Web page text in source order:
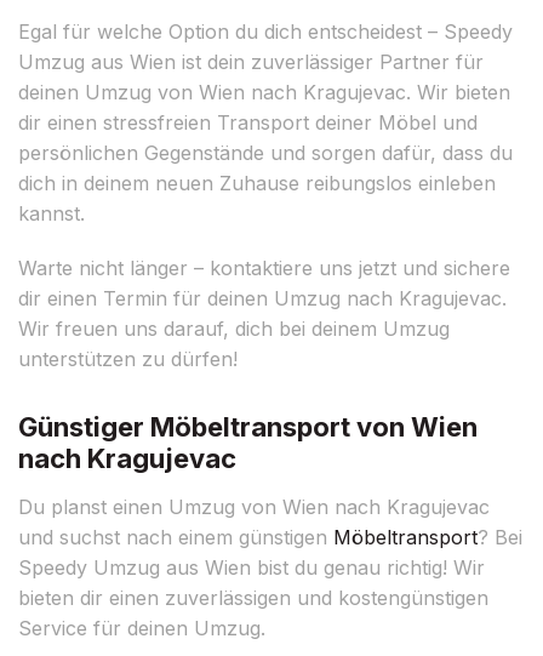
Egal für welche Option du dich entscheidest – Speedy
Umzug aus Wien ist dein zuverlässiger Partner für
deinen Umzug von Wien nach Kragujevac. Wir bieten
dir einen stressfreien Transport deiner Möbel und
persönlichen Gegenstände und sorgen dafür, dass du
dich in deinem neuen Zuhause reibungslos einleben
kannst.
Warte nicht länger – kontaktiere uns jetzt und sichere
dir einen Termin für deinen Umzug nach Kragujevac.
Wir freuen uns darauf, dich bei deinem Umzug
unterstützen zu dürfen!
Günstiger Möbeltransport von Wien
nach Kragujevac
Du planst einen Umzug von Wien nach Kragujevac
und suchst nach einem günstigen Möbeltransport? Bei
Speedy Umzug aus Wien bist du genau richtig! Wir
bieten dir einen zuverlässigen und kostengünstigen
Service für deinen Umzug.